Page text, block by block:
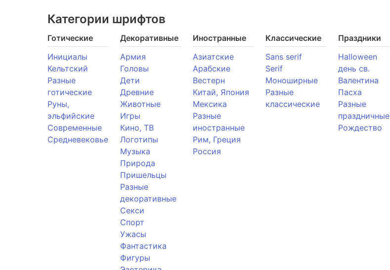
Категории шрифтов
Готические
Инициалы
Кельтский
Разные
готические
Руны,
эльфийские
Современные
Средневековье
Декоративные
Армия
Головы
Дети
Древние
Животные
Игры
Кино, ТВ
Логотипы
Музыка
Природа
Пришельцы
Разные
декоративные
Секси
Спорт
Ужасы
Фантастика
Фигуры
Иностранные
Азиатские
Арабские
Вестерн
Китай, Япония
Мексика
Разные
иностранные
Рим, Греция
Россия
Классические
Sans serif
Serif
Моноширные
Разные
классические
Праздники
Halloween
день св.
Валентина
Пасха
Разные
праздничные
Рождество